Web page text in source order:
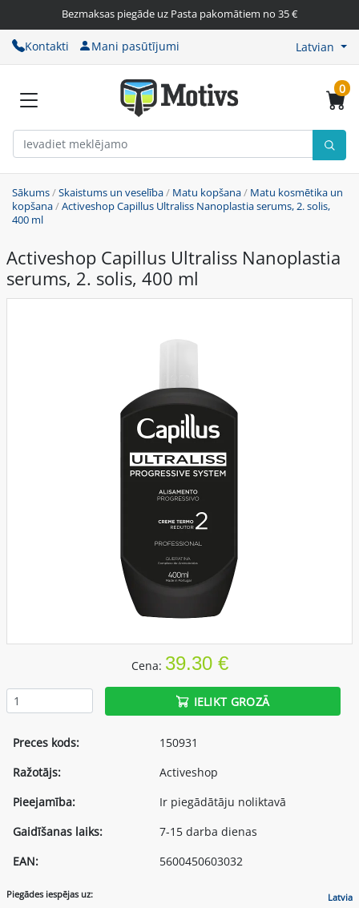
Bezmaksas piegāde uz Pasta pakomātiem no 35 €
Kontakti Mani pasūtījumi Latvian
0
Sākums/Skaistums un veselība/ Matu kopšana/ Matu kosmētika un
kopšana/Activeshop Capillus Ultraliss Nanoplastia serums, 2. solis,
400 ml
Activeshop Capillus Ultraliss Nanoplastia
serums, 2. solis, 400 ml
Cena: 39.30 €
IELIKT GROZĀ
Preces kods:
150931
Ražotājs:
Activeshop
Pieejamība:
Ir piegādātāju noliktavā
Gaidīšanas laiks:
7-15 darba dienas
EAN:
5600450603032
Piegādes iespējas uz: Latvia